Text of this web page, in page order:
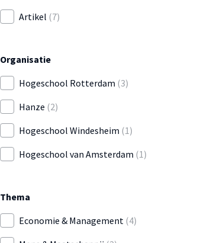
Artikel (7)
Organisatie
Hogeschool Rotterdam (3)
Hanze (2)
Hogeschool Windesheim (1)
Hogeschool van Amsterdam (1)
Thema
Economie & Management (4)